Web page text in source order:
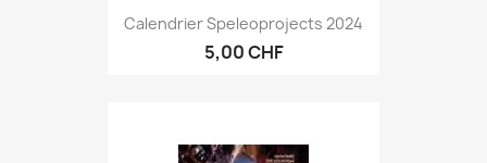
Calendrier Speleoprojects 2024
5,00 CHF